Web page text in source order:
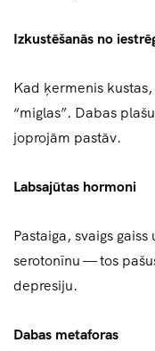
Izkustēšanās no
Kad ķermenis
“miglas”. Dabas
joprojām pastāv.
Labsajūtas hormoni
Pastaiga, svaigs
serotonīnu — tos
depresiju.
Dabas metaforas